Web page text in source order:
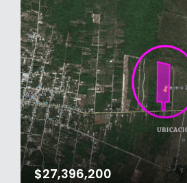
$27,396,200